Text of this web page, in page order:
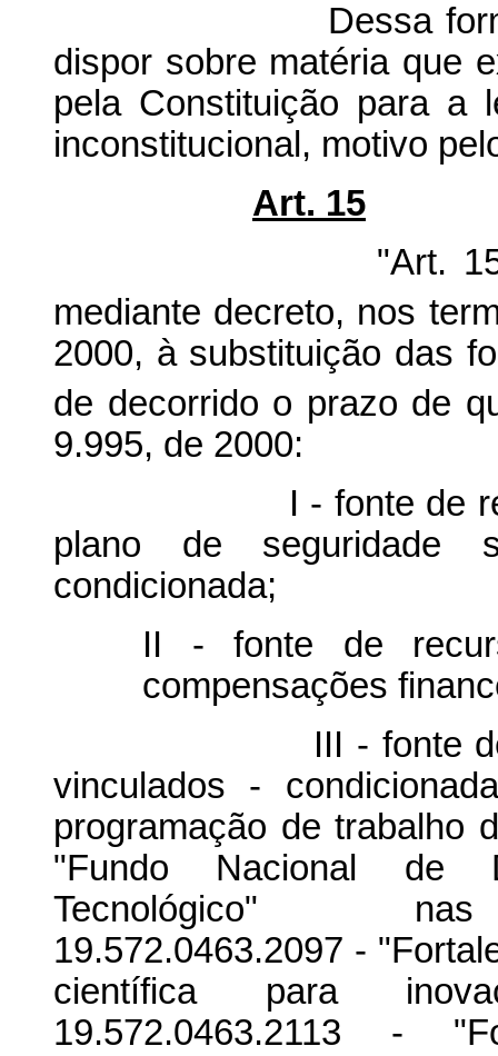
Dessa forma, o
dispor sobre matéria que
pela Constituição para a
inconstitucional, motivo
Art. 15
"Art. 15. O
mediante decreto, nos
2000, à substituição das
de decorrido o prazo de
9.995, de 2000:
I - fonte de
plano de seguridade
condicionada;
II - fonte de
compensações
III - fonte de
vinculados -
programação de trabalho
"Fundo Nacional de
Tecnológico" nas
19.572.0463.2097 -
científica para
19.572.0463.2113 -